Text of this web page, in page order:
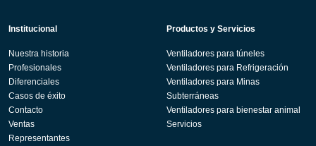
Institucional
Nuestra historia
Profesionales
Diferenciales
Casos de éxito
Contacto
Ventas
Representantes
Productos y Servicios
Ventiladores para túneles
Ventiladores para Refrigeración
Ventiladores para Minas
Subterráneas
Ventiladores para bienestar animal
Servicios